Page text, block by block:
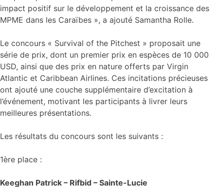
impact positif sur le développement et la croissance des
MPME dans les Caraïbes », a ajouté Samantha Rolle.
Le concours « Survival of the Pitchest » proposait une
série de prix, dont un premier prix en espèces de 10 000
USD, ainsi que des prix en nature offerts par Virgin
Atlantic et Caribbean Airlines. Ces incitations précieuses
ont ajouté une couche supplémentaire d’excitation à
l’événement, motivant les participants à livrer leurs
meilleures présentations.
Les résultats du concours sont les suivants :
1ère place :
Keeghan Patrick – Rifbid – Sainte-Lucie